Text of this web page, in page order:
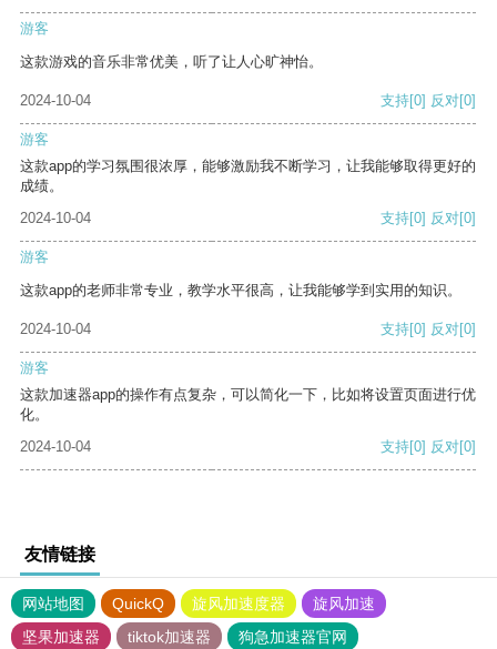
游客
这款游戏的音乐非常优美，听了让人心旷神怡。
2024-10-04 支持[0] 反对[0]
游客
这款app的学习氛围很浓厚，能够激励我不断学习，让我能够取得更好的
成绩。
2024-10-04
支持[0] 反对[0]
游客
这款app的老师非常专业，教学水平很高，让我能够学到实用的知识。
2024-10-04 支持[0] 反对[0]
游客
这款加速器app的操作有点复杂，可以简化一下，比如将设置页面进行优
化。
2024-10-04
支持[0] 反对[0]
友情链接
网站地图 QuickQ 旋风加速度器
旋风加速
坚果加速器
tiktok加速器 狗急加速器官网